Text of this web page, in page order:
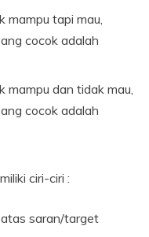
mampu tapi mau,
cocok adalah
mampu dan tidak mau,
cocok adalah
ciri-ciri :
saran/target